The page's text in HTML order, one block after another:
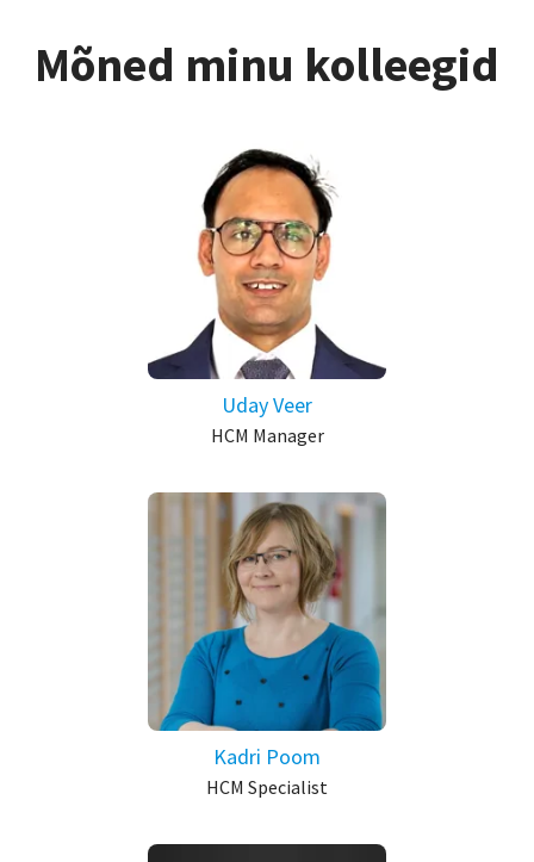
Mõned minu kolleegid
Uday Veer
HCM Manager
Kadri Poom
HCM Specialist